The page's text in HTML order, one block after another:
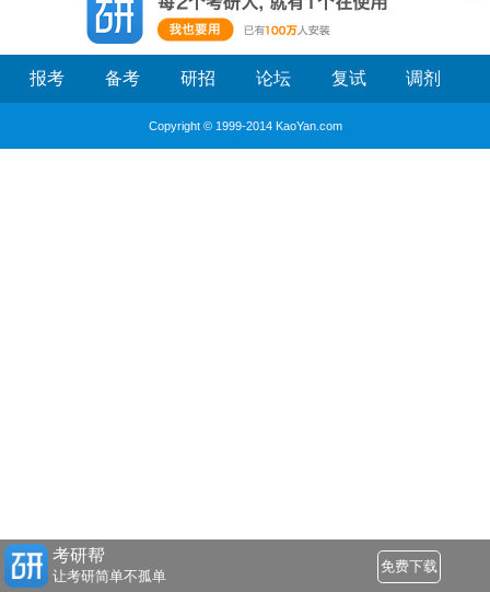
报考 备考 研招 论坛 复试 调剂
Copyright © 1999-2014 KaoYan.com
考研帮
让考研简单不孤单
免费下载